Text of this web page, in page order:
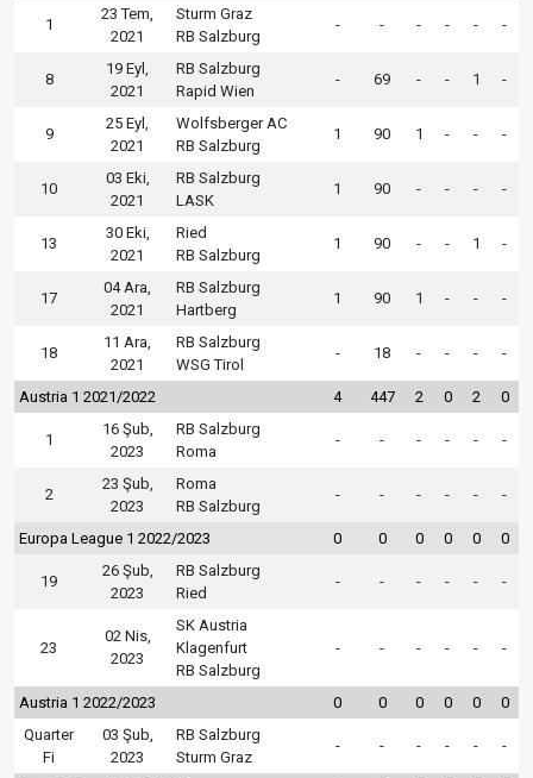
1
23 Tem,
2021
Sturm Graz
RB Salzburg
- - - - - -
8
19 Eyl,
2021
RB Salzburg
Rapid Wien
- 69 - - 1 -
9
25 Eyl,
2021
Wolfsberger AC
RB Salzburg
1 90 1 - - -
10
03 Eki,
2021
RB Salzburg
LASK
1 90 - - - -
13
30 Eki,
2021
Ried
RB Salzburg
1 90 - - 1 -
17
04 Ara,
2021
RB Salzburg
Hartberg
1 90 1 - - -
18
11 Ara,
2021
RB Salzburg
WSG Tirol
- 18 - - - -
Austria 1 2021/2022 4 447 2 0 2 0
1
16 Şub,
2023
RB Salzburg
Roma
- - - - - -
2
23 Şub,
2023
Roma
RB Salzburg
- - - - - -
Europa League 1 2022/2023 0 0 0 0 0 0
19
26 Şub,
2023
RB Salzburg
Ried
- - - - - -
23
02 Nis,
2023
SK Austria
Klagenfurt
RB Salzburg
- - - - - -
Austria 1 2022/2023 0 0 0 0 0
0
Quarter
Fi
03 Şub,
2023
RB Salzburg
Sturm Graz
- - - - - -